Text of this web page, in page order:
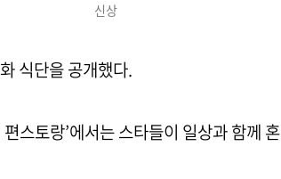
신상
식단을 공개했다.
스토랑’에서는 스타들이 일상과 함께